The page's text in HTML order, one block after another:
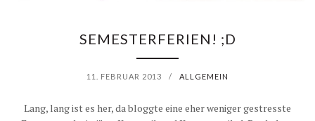
SEMESTERFERIEN! ;D
11. FEBRUAR 2013 / ALLGEMEIN
Lang, lang ist es her, da bloggte eine eher weniger gestresste